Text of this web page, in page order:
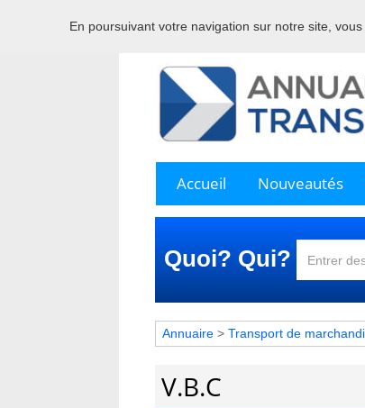
Accueil Nouveautés
Quoi? Qui?
Annuaire > Transport de
V.B.C
En poursuivant votre navigation sur notre site,